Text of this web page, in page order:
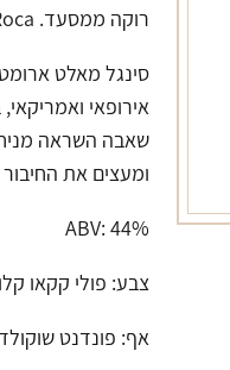
רוקה ממסעד. El Celler de Can Roca
סינגל מאלט
שאבה השראה
ומעצים את החיבור
ABV: 44%
צבע: פולי קקאו
אף: פונדנט